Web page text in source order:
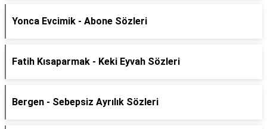
Yonca Evcimik - Abone Sözleri
Fatih Kısaparmak - Keki Eyvah Sözleri
Bergen - Sebepsiz Ayrılık Sözleri